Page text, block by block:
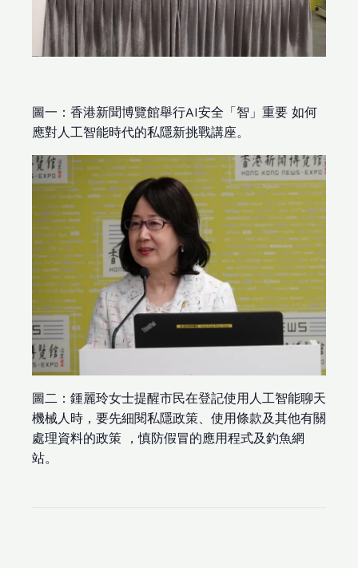
圖一：香港新聞博覽館舉行AI安全「智」重要 如何
應對人工智能時代的私隱新挑戰講座。
圖二：鍾麗玲女士提醒市民在登記使用人工智能聊天
機械人時，要先細閱私隱政策、使用條款及其他有關
處理資料的政策 ，慎防假冒的應用程式及釣魚網
站。